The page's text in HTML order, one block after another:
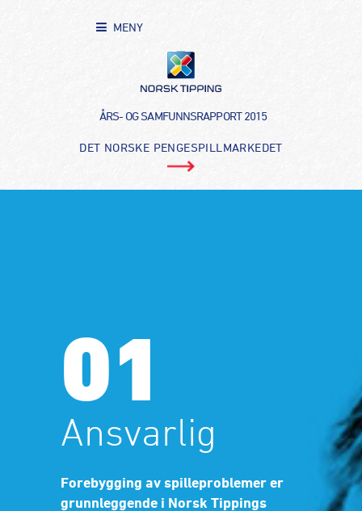
ÅRS- OG SAMFUNNSRAPPORT 2015
MENY
DET NORSKE PENGESPILLMARKEDET
01
Ansvarlig
Forebygging av spilleproblemer er
grunnleggende i Norsk Tippings